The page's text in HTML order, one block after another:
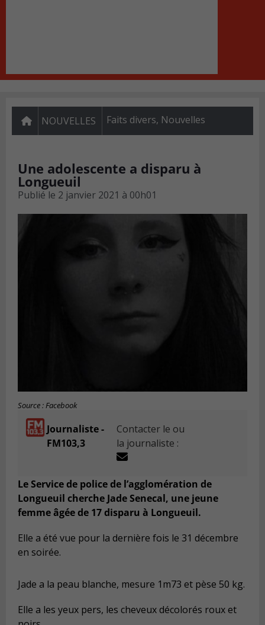
NOUVELLES Faits divers, Nouvelles
Une adolescente a disparu à
Longueuil
Publié le 2 janvier 2021 à 00h01
Source : Facebook
Journaliste -
FM103,3
Contacter le ou
la journaliste :
Le Service de police de l’agglomération de
Longueuil cherche Jade Senecal, une jeune
femme âgée de 17 disparu à Longueuil.
Elle a été vue pour la dernière fois le 31 décembre
en soirée.
Jade a la peau blanche, mesure 1m73 et pèse 50 kg.
Elle a les yeux pers, les cheveux décolorés roux et